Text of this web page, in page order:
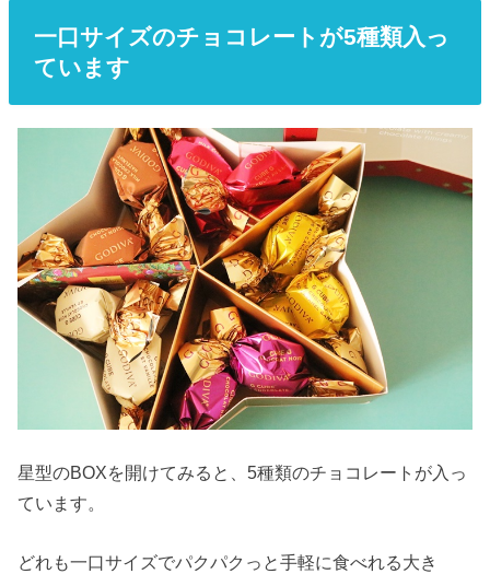
一口サイズのチョコレートが5種類入っ
ています
星型のBOXを開けてみると、5種類のチョコレートが入っ
ています。
どれも一口サイズでパクパクっと手軽に食べれる大き